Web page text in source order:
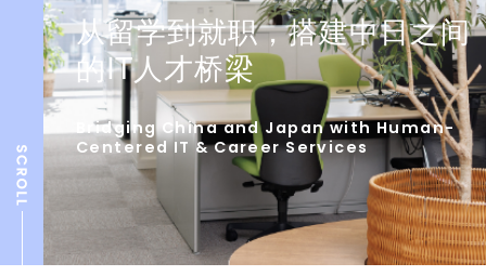
从留学到就职，搭建中日之间
的IT人才桥梁
Bridging China and Japan with Human-
Centered IT & Career Services